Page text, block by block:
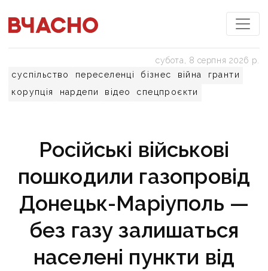
суспільство переселенці бізнес війна
гранти
корупція
нардепи відео спецпроєкти
субота, 8 серпня 2026 р.
Російські військові
пошкодили газопровід
Донецьк-Маріуполь —
без газу залишаться
населені пункти від